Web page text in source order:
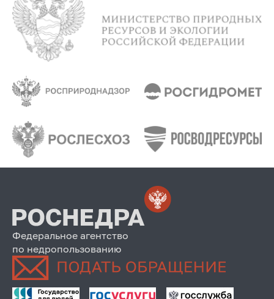
Федеральное агентство
по недропользованию